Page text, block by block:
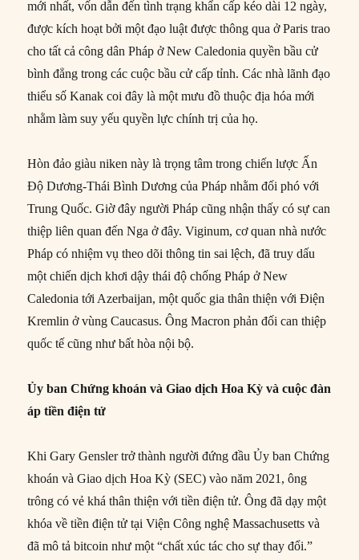
mới nhất, vốn dẫn đến tình trạng khẩn cấp kéo dài 12 ngày,
được kích hoạt bởi một đạo luật được thông qua ở Paris trao
cho tất cả công dân Pháp ở New Caledonia quyền bầu cử
bình đẳng trong các cuộc bầu cử cấp tỉnh. Các nhà lãnh đạo
thiểu số Kanak coi đây là một mưu đồ thuộc địa hóa mới
nhằm làm suy yếu quyền lực chính trị của họ.
Hòn đảo giàu niken này là trọng tâm trong chiến lược Ấn
Độ Dương-Thái Bình Dương của Pháp nhằm đối phó với
Trung Quốc. Giờ đây người Pháp cũng nhận thấy có sự can
thiệp liên quan đến Nga ở đây. Viginum, cơ quan nhà nước
Pháp có nhiệm vụ theo dõi thông tin sai lệch, đã truy dấu
một chiến dịch khơi dậy thái độ chống Pháp ở New
Caledonia tới Azerbaijan, một quốc gia thân thiện với Điện
Kremlin ở vùng Caucasus. Ông Macron phản đối can thiệp
quốc tế cũng như bất hòa nội bộ.
Ủy ban Chứng khoán và Giao dịch Hoa Kỳ và cuộc đàn
áp tiền điện tử
Khi Gary Gensler trở thành người đứng đầu Ủy ban Chứng
khoán và Giao dịch Hoa Kỳ (SEC) vào năm 2021, ông
trông có vẻ khá thân thiện với tiền điện tử. Ông đã dạy một
khóa về tiền điện tử tại Viện Công nghệ Massachusetts và
đã mô tả bitcoin như một “chất xúc tác cho sự thay đổi.”